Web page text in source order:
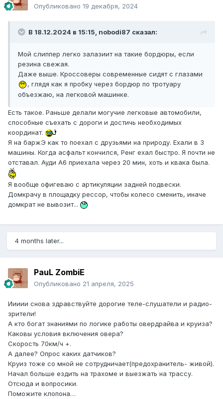
Опубликовано 19 декабря, 2024
В 18.12.2024 в 15:15, nobodi87 сказал:
Мой слиппер легко залазиит на такие бордюры, если
резина свежая.
Даже выше. Кроссоверы современные сидят с глазами
, глядя как я пробку через бордюр по тротуару
объезжаю, на легковой машинке.
Есть такое. Раньше делали могучие легковые автомобили,
способные съехать с дороги и достичь необходимых
координат.
Я на баржЭ как то поехал с друзьями на природу. Ехали в 3
машины. Когда асфальт кончился, Ренг ехал быстро. Я почти не
отставал. Ауди А6 приехала через 20 мин, хоть и квака была.
Я вообще офигеваю с артикуляции задней подвески.
Домкрачу в площадку рессор, чтобы колесо сменить, иначе
домкрат не вывозит...
4 months later...
PauL ZombiE
Опубликовано 21 апреля, 2025
Иииии снова здравствуйте дорогие теле-слушатели и радио-
зрители!
А кто богат знаниями по логике работы овердрайва и круиза?
Каковы условия включения овера?
Скорость 70км/ч +.
А далее? Опрос каких датчиков?
Круиз тоже со мной не сотрудничает(предохранитель- живой).
Начал больше ездить на трахоме и выезжать на трассу.
Отсюда и вопросики.
Поможите клопона…